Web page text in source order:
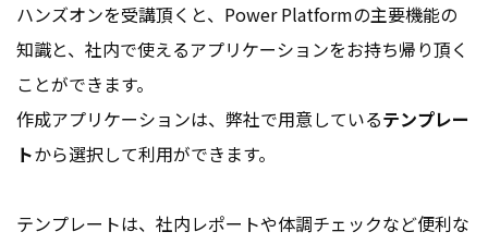
ハンズオンを受講頂くと、Power Platformの主要機能の
知識と、社内で使えるアプリケーションをお持ち帰り頂く
ことができます。
作成アプリケーションは、弊社で用意しているテンプレー
トから選択して利用ができます。
テンプレートは、社内レポートや体調チェックなど便利な